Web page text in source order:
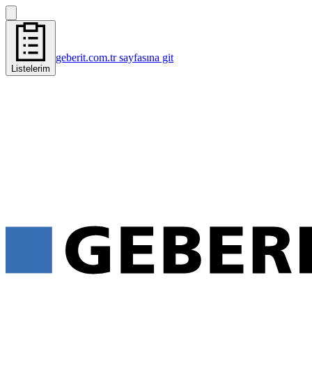
Listelerim
geberit.com.tr sayfasına git